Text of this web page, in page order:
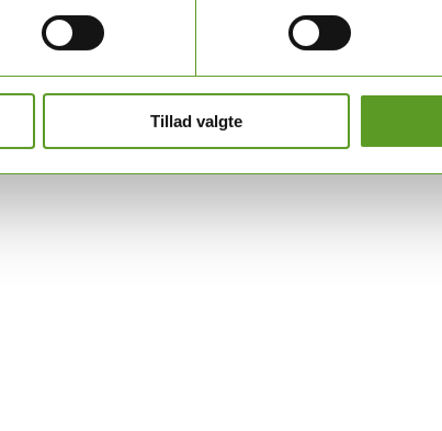
Tillad valgte